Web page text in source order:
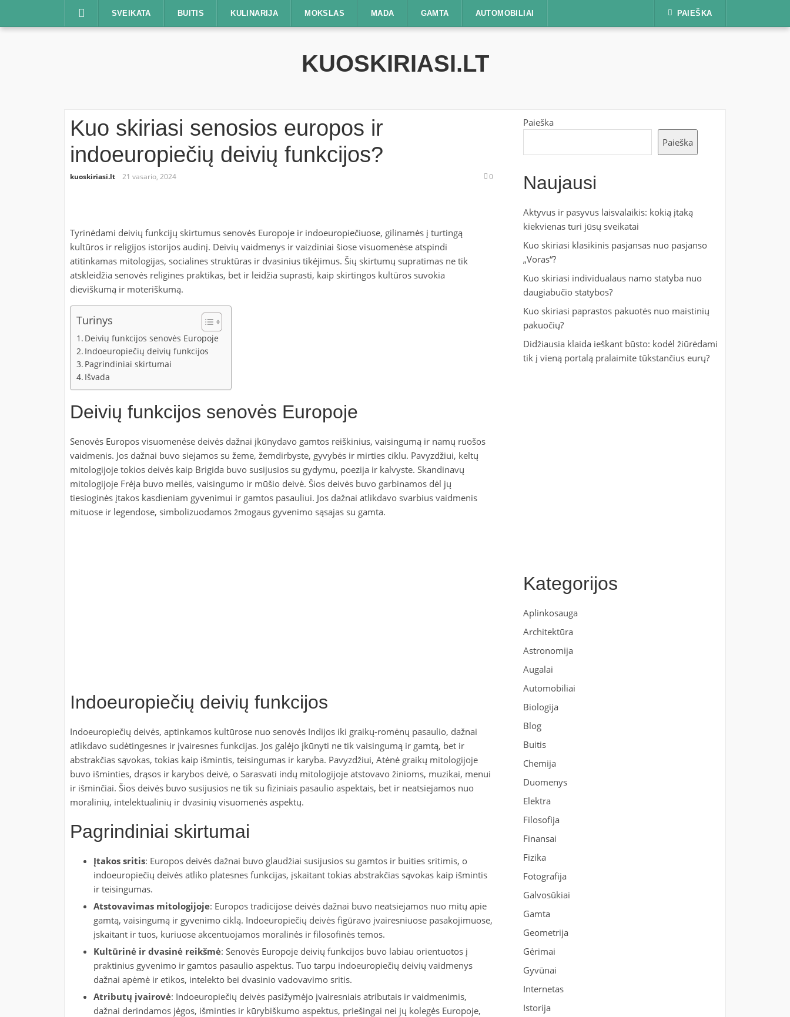
SVEIKATA BUITIS KULINARIJA MOKSLAS MADA GAMTA AUTOMOBILIAI PAIEŠKA
KUOSKIRIASI.LT
Kuo skiriasi senosios europos ir
indoeuropiečių deivių funkcijos?
kuoskiriasi.lt 21 vasario, 2024 0
Tyrinėdami deivių funkcijų skirtumus senovės Europoje ir indoeuropiečiuose, gilinamės į turtingą
kultūros ir religijos istorijos audinį. Deivių vaidmenys ir vaizdiniai šiose visuomenėse atspindi
atitinkamas mitologijas, socialines struktūras ir dvasinius tikėjimus. Šių skirtumų supratimas ne tik
atskleidžia senovės religines praktikas, bet ir leidžia suprasti, kaip skirtingos kultūros suvokia
dieviškumą ir moteriškumą.
Turinys
Deivių funkcijos senovės Europoje
Indoeuropiečių deivių funkcijos
Pagrindiniai skirtumai
Išvada
Deivių funkcijos senovės Europoje
Senovės Europos visuomenėse deivės dažnai įkūnydavo gamtos reiškinius, vaisingumą ir namų ruošos
vaidmenis. Jos dažnai buvo siejamos su žeme, žemdirbyste, gyvybės ir mirties ciklu. Pavyzdžiui, keltų
mitologijoje tokios deivės kaip Brigida buvo susijusios su gydymu, poezija ir kalvyste. Skandinavų
mitologijoje Frėja buvo meilės, vaisingumo ir mūšio deivė. Šios deivės buvo garbinamos dėl jų
tiesioginės įtakos kasdieniam gyvenimui ir gamtos pasauliui. Jos dažnai atlikdavo svarbius vaidmenis
mituose ir legendose, simbolizuodamos žmogaus gyvenimo sąsajas su gamta.
Indoeuropiečių deivių funkcijos
Indoeuropiečių deivės, aptinkamos kultūrose nuo senovės Indijos iki graikų-romėnų pasaulio, dažnai
atlikdavo sudėtingesnes ir įvairesnes funkcijas. Jos galėjo įkūnyti ne tik vaisingumą ir gamtą, bet ir
abstrakčias sąvokas, tokias kaip išmintis, teisingumas ir karyba. Pavyzdžiui, Atėnė graikų mitologijoje
buvo išminties, drąsos ir karybos deivė, o Sarasvati indų mitologijoje atstovavo žinioms, muzikai, menui
ir išminčiai. Šios deivės buvo susijusios ne tik su fiziniais pasaulio aspektais, bet ir neatsiejamos nuo
moralinių, intelektualinių ir dvasinių visuomenės aspektų.
Pagrindiniai skirtumai
Įtakos sritis: Europos deivės dažnai buvo glaudžiai susijusios su gamtos ir buities sritimis, o
indoeuropiečių deivės atliko platesnes funkcijas, įskaitant tokias abstrakčias sąvokas kaip išmintis
ir teisingumas.
Atstovavimas mitologijoje: Europos tradicijose deivės dažnai buvo neatsiejamos nuo mitų apie
gamtą, vaisingumą ir gyvenimo ciklą. Indoeuropiečių deivės figūravo įvairesniuose pasakojimuose,
įskaitant ir tuos, kuriuose akcentuojamos moralinės ir filosofinės temos.
Kultūrinė ir dvasinė reikšmė: Senovės Europoje deivių funkcijos buvo labiau orientuotos į
praktinius gyvenimo ir gamtos pasaulio aspektus. Tuo tarpu indoeuropiečių deivių vaidmenys
dažnai apėmė ir etikos, intelekto bei dvasinio vadovavimo sritis.
Atributų įvairovė: Indoeuropiečių deivės pasižymėjo įvairesniais atributais ir vaidmenimis,
dažnai derindamos jėgos, išminties ir kūrybiškumo aspektus, priešingai nei jų kolegės Europoje,
Paieška
Paieška
Naujausi
Aktyvus ir pasyvus laisvalaikis: kokią įtaką
kiekvienas turi jūsų sveikatai
Kuo skiriasi klasikinis pasjansas nuo pasjanso
„Voras“?
Kuo skiriasi individualaus namo statyba nuo
daugiabučio statybos?
Kuo skiriasi paprastos pakuotės nuo maistinių
pakuočių?
Didžiausia klaida ieškant būsto: kodėl žiūrėdami
tik į vieną portalą pralaimite tūkstančius eurų?
Kategorijos
Aplinkosauga
Architektūra
Astronomija
Augalai
Automobiliai
Biologija
Blog
Buitis
Chemija
Duomenys
Elektra
Filosofija
Finansai
Fizika
Fotografija
Galvosūkiai
Gamta
Geometrija
Gėrimai
Gyvūnai
Internetas
Istorija